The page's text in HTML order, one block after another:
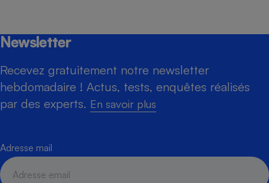
Newsletter
Recevez gratuitement notre newsletter
hebdomadaire ! Actus, tests, enquêtes réalisés
par des experts. En savoir plus
Adresse mail